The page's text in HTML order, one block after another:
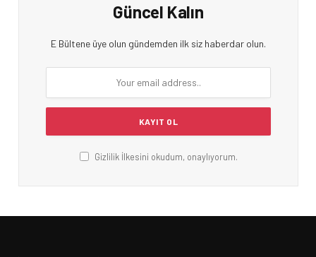
Güncel Kalın
E Bültene üye olun gündemden ilk siz haberdar olun.
Gizlilik İlkesini okudum, onaylıyorum.